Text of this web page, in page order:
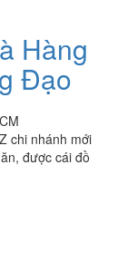
Hàng
Đạo
chi nhánh mới
được cái đồ